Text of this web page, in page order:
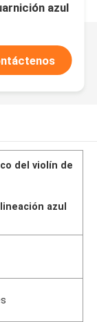
azul
del violín de
azul